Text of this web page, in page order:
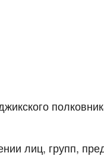
лиц, групп,